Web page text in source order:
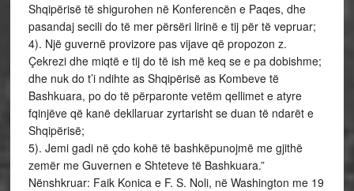
Shqipërisë të shigurohen në Konferencën e Paqes, dhe
pasandaj secili do të mer përsëri lirinë e tij për të vepruar;
4). Një guvernë provizore pas vijave që propozon z.
Çekrezi dhe miqtë e tij do të ish më keq se e pa dobishme;
dhe nuk do t’i ndihte as Shqipërisë as Kombeve të
Bashkuara, po do të përparonte vetëm qellimet e atyre
fqinjëve që kanë dekllaruar zyrtarisht se duan të ndarët e
Shqipërisë;
5). Jemi gadi në çdo kohë të bashkëpunojmë me gjithë
zemër me Guvernen e Shteteve të Bashkuara.”
Nënshkruar: Faik Konica e F. S. Noli, në Washington me 19